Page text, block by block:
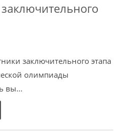
заключительного этапа
олимпиады
вы...